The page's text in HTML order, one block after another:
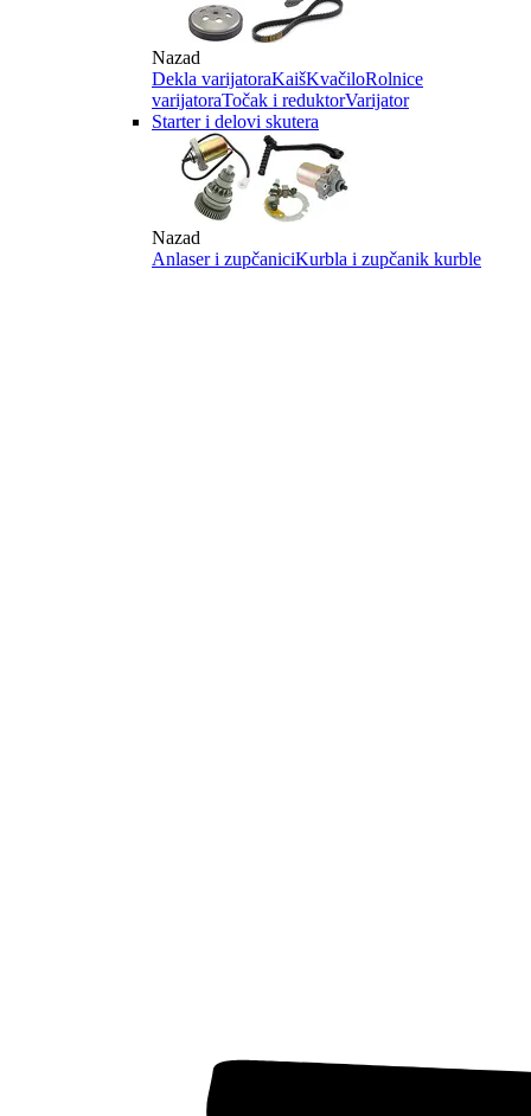
Nazad
Dekla varijatoraKaišKvačiloRolnice
varijatoraTočak i reduktorVarijator
Starter i delovi skutera
Nazad
Anlaser i zupčaniciKurbla i zupčanik kurble